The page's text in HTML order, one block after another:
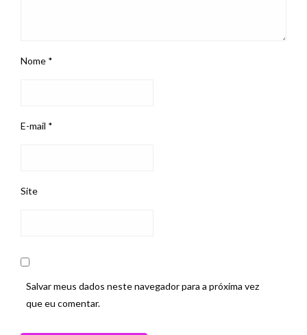
Nome *
E-mail *
Site
Salvar meus dados neste navegador para a próxima vez
que eu comentar.